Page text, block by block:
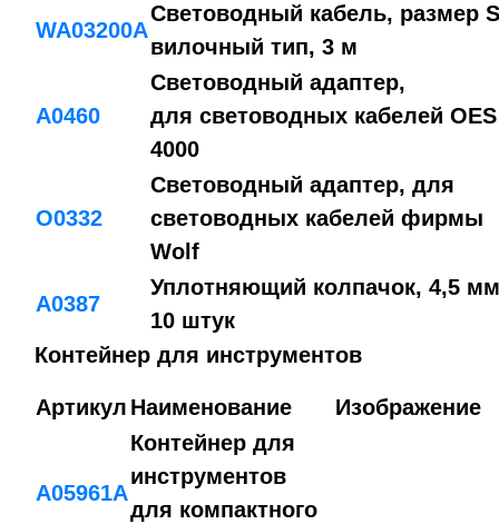
WA03200A
Световодный кабель, размер
вилочный тип, 3 м
A0460
Световодный адаптер,
для световодных кабелей OES
4000
O0332
Световодный адаптер, для
световодных кабелей фирмы
Wolf
A0387
Уплотняющий колпачок, 4,5
10 штук
Контейнер для инструментов
Артикул Наименование Изображение
A05961A
Контейнер для
инструментов
для компактного